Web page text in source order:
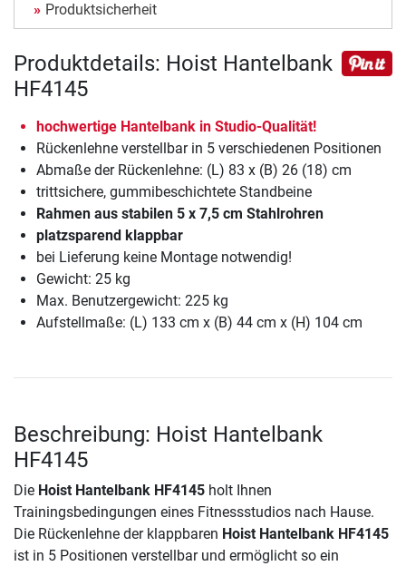
Produktsicherheit
Produktdetails: Hoist Hantelbank
HF4145
hochwertige Hantelbank in Studio-Qualität!
Rückenlehne verstellbar in 5 verschiedenen Positionen
Abmaße der Rückenlehne: (L) 83 x (B) 26 (18) cm
trittsichere, gummibeschichtete Standbeine
Rahmen aus stabilen 5 x 7,5 cm Stahlrohren
platzsparend klappbar
bei Lieferung keine Montage notwendig!
Gewicht: 25 kg
Max. Benutzergewicht: 225 kg
Aufstellmaße: (L) 133 cm x (B) 44 cm x (H) 104 cm
Beschreibung: Hoist Hantelbank
HF4145
Die Hoist Hantelbank HF4145 holt Ihnen
Trainingsbedingungen eines Fitnessstudios nach Hause.
Die Rückenlehne der klappbaren Hoist Hantelbank HF4145
ist in 5 Positionen verstellbar und ermöglicht so ein